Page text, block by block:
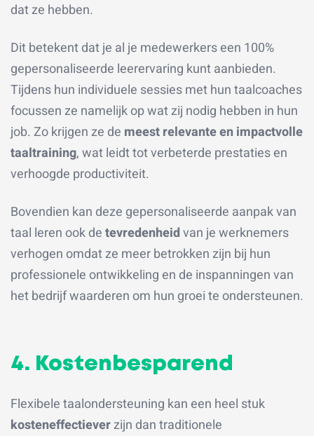
dat ze hebben.
Dit betekent dat je al je medewerkers een 100%
gepersonaliseerde leerervaring kunt aanbieden.
Tijdens hun individuele sessies met hun taalcoaches
focussen ze namelijk op wat zij nodig hebben in hun
job. Zo krijgen ze de meest relevante en impactvolle
taaltraining, wat leidt tot verbeterde prestaties en
verhoogde productiviteit.
Bovendien kan deze gepersonaliseerde aanpak van
taal leren ook detevredenheidvan je werknemers
verhogen omdat ze meer betrokken zijn bij hun
professionele ontwikkeling en de inspanningen van
het bedrijf waarderen om hun groei te ondersteunen.
4. Kostenbesparend
Flexibele taalondersteuning kan een heel stuk
kosteneffectieverzijn dan traditionele